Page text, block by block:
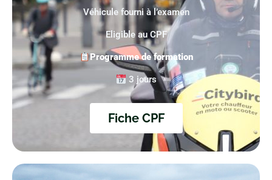
Véhicule fourni à l’examen
Eligible au CPF
Programme de formation
3 jours
Fiche CPF